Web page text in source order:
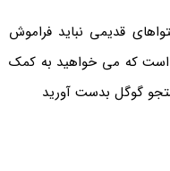
قدیمی نباید فراموش
است که می خواهید به کمک
گوگل بدست آورید